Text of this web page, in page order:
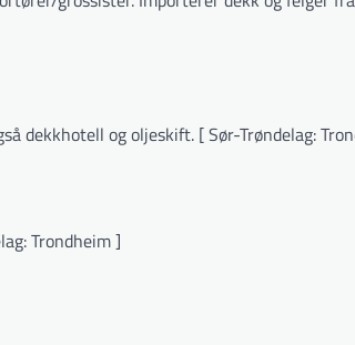
dekkhotell og oljeskift. [ Sør-Trøndelag:
Trondheim ]